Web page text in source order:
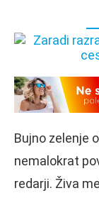
Bujno zelenje
nemalokrat
redarji. Živa